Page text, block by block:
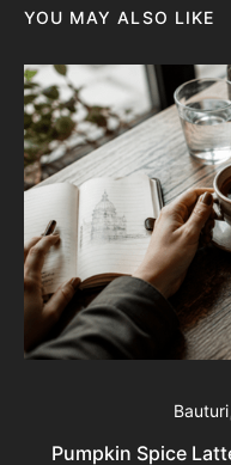
YOU MAY ALSO LIKE
Bauturi
Pumpkin Spice